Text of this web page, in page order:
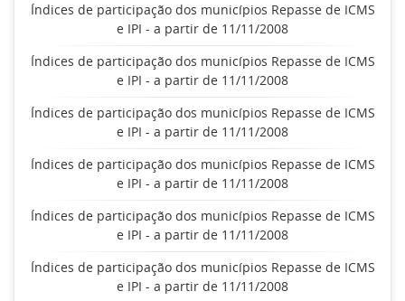
Índices de participação dos municípios Repasse de ICMS
e IPI - a partir de 11/11/2008
Índices de participação dos municípios Repasse de ICMS
e IPI - a partir de 11/11/2008
Índices de participação dos municípios Repasse de ICMS
e IPI - a partir de 11/11/2008
Índices de participação dos municípios Repasse de ICMS
e IPI - a partir de 11/11/2008
Índices de participação dos municípios Repasse de ICMS
e IPI - a partir de 11/11/2008
Índices de participação dos municípios Repasse de ICMS
e IPI - a partir de 11/11/2008